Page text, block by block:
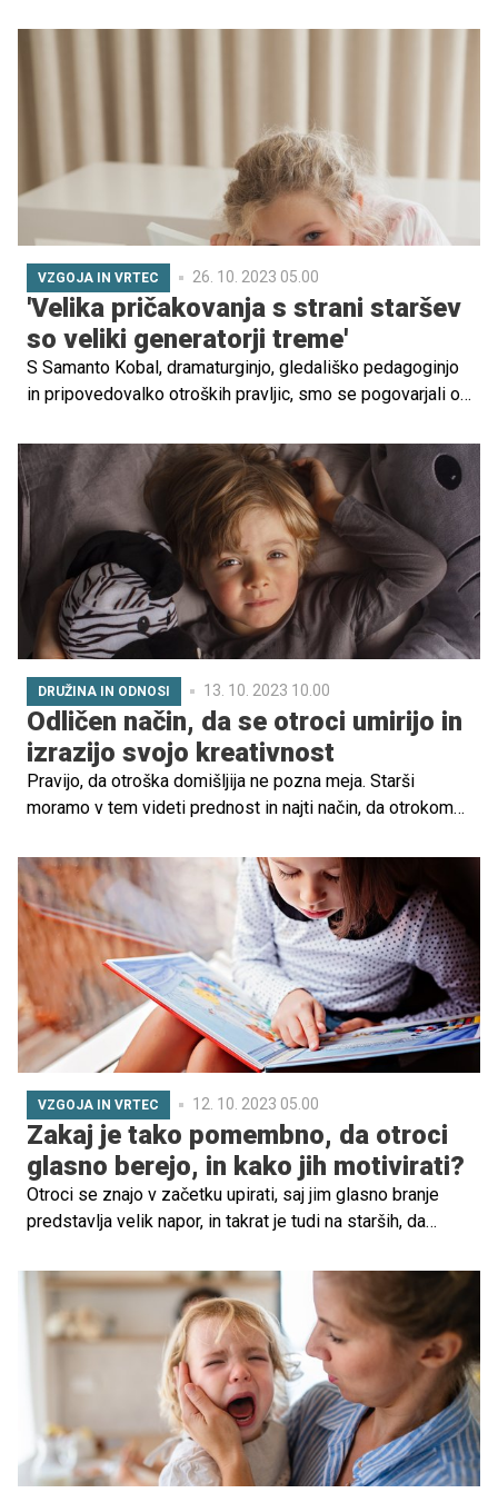
prazniki približujejo s svetlobno hitrostjo, je smiselno
VZGOJA IN VRTEC 26. 10. 2023 05.00
'Velika pričakovanja s strani staršev
so veliki generatorji treme'
S Samanto Kobal, dramaturginjo, gledališko pedagoginjo
in pripovedovalko otroških pravljic, smo se pogovarjali o
kako lahko otroku pomagamo premagati tremo in zakaj je
pomembno, da spodbujamo njegovo kreativnost. Več o
tem v spodnjem pogovoru.
DRUŽINA IN ODNOSI 13. 10. 2023 10.00
Odličen način, da se otroci umirijo in
izrazijo svojo kreativnost
Pravijo, da otroška domišljija ne pozna meja. Starši
moramo v tem videti prednost in najti način, da otrokom
glavicah, tudi izraziti – bodisi skozi govor bodisi skozi
mimiko ali katero koli obliko umetnosti. Na ta način bodo
namreč lahko prepoznali svoje talente in gradili
ustvarjalnost, hkrati pa bodo v kasnejših letih tudi bolj
uspešni in se bodo lažje znašli v različnih življenjskih
situacijah.
VZGOJA IN VRTEC 12. 10. 2023 05.00
Zakaj je tako pomembno, da otroci
glasno berejo, in kako jih motivirati?
Otroci se znajo v začetku upirati, saj jim glasno branje
predstavlja velik napor, in takrat je tudi na starših, da
naredimo branje privlačno in zabavno. Na kakšne načine
lahko najmlajšim približamo ljubezen do knjig in zakaj je
(glasno) branje tako pomembno? Preverite nasvete